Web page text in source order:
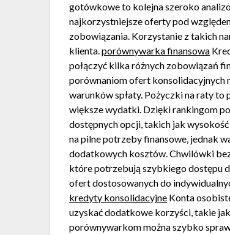
gotówkowe to kolejna szeroko
najkorzystniejsze oferty pod
zobowiązania. Korzystanie z takich
klienta.porównywarka finansowa
połączyć kilka różnych zobowiązań
porównaniom ofert konsolidacyjnych
warunków spłaty. Pożyczki na raty
większe wydatki. Dzięki rankingom
dostępnych opcji, takich jak
na pilne potrzeby finansowe, jednak
dodatkowych kosztów. Chwilówki
które potrzebują szybkiego dostępu
ofert dostosowanych do
kredyty konsolidacyjne Konta
uzyskać dodatkowe korzyści, takie
porównywarkom można szybko